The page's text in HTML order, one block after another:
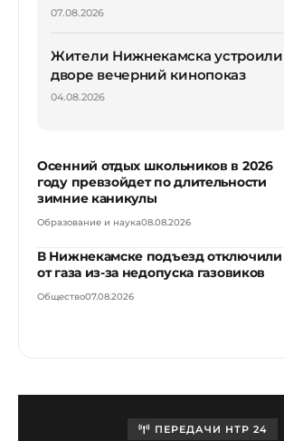
07.08.2026
Жители Нижнекамска устроили
дворе вечерний кинопоказ
04.08.2026
Осенний отдых школьников в 2026
году превзойдет по длительности
зимние каникулы
Образование и наука08.08.2026
В Нижнекамске подъезд отключили
от газа из-за недопуска газовиков
Общество07.08.2026
ПЕРЕДАЧИ НТР 24